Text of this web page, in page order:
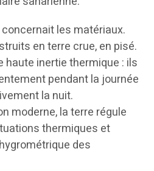
les matériaux.
en terre crue, en pisé.
haute inertie thermique : ils
pendant la journée
la nuit.
moderne, la terre régule
thermiques et
des